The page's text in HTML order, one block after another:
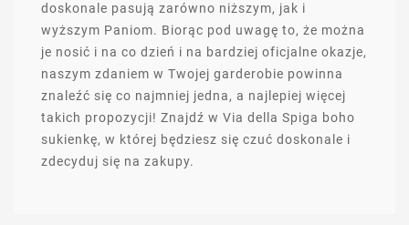
doskonale pasują zarówno niższym, jak i
wyższym Paniom. Biorąc pod uwagę to, że można
je nosić i na co dzień i na bardziej oficjalne okazje,
naszym zdaniem w Twojej garderobie powinna
znaleźć się co najmniej jedna, a najlepiej więcej
takich propozycji! Znajdź w Via della Spiga boho
sukienkę, w której będziesz się czuć doskonale i
zdecyduj się na zakupy.